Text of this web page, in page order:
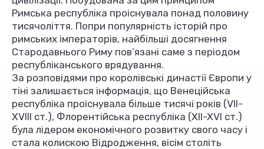
Римська республіка проіснувала понад половину
тисячоліття. Попри популярність історій про
римських імператорів, найбільші досягнення
Стародавнього Риму пов’язані саме з періодом
республіканського врядування.
За розповідями про королівські династії Європи у
тіні залишається інформація, що Венеційська
республіка проіснувала більше тисячі років (VII-
XVIII ст.), Флорентійська республіка (XII-XVI ст.)
була лідером економічного розвитку свого часу і
стала колискою Відродження, вісім століть